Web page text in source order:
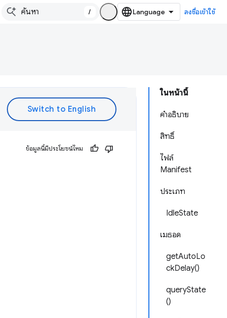
/ ลงชื่อเข้าใช้
ในหน้านี้
คำอธิบาย
สิทธิ์
ไฟล์
Manifest
ประเภท
IdleState
เมธอด
getAutoLo
ckDelay()
queryState
()
ข้อมูลนี้มีประโยชน์ไหม